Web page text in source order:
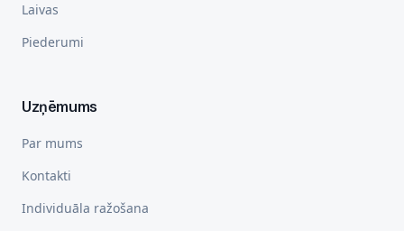
Laivas
Piederumi
Uzņēmums
Par mums
Kontakti
Individuāla ražošana